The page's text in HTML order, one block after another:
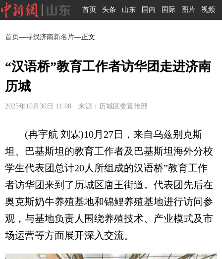
首页 头条 山东 国内 国际 图片 视频
首页—寻找济南新名片—正文
“汉语桥”教育工作者访华团走进济南
历城
2025年10月30日 11:08 来源：历城区委宣传部
(冉宇航 刘霖)10月27日，来自乌兹别克斯
坦、巴基斯坦的教育工作者及巴基斯坦海外分校
学生代表团总计20人所组成的汉语桥”教育工作
者访华团来到了历城区唐王街道。代表团先后在
奥克斯奶牛养殖基地和锦鲤养殖基地进行访问参
观，与基地负责人围绕养殖技术、产业模式及市
场运营等方面展开深入交流。